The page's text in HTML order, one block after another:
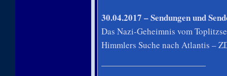
30.04.2017 – Sendungen und
Das Nazi-Geheimnis vom
Himmlers Suche nach Atlantis –